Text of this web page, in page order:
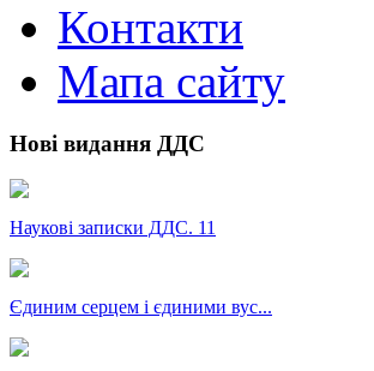
Контакти
Мапа сайту
Нові видання ДДС
Наукові записки ДДС. 11
Єдиним серцем і єдиними вус...